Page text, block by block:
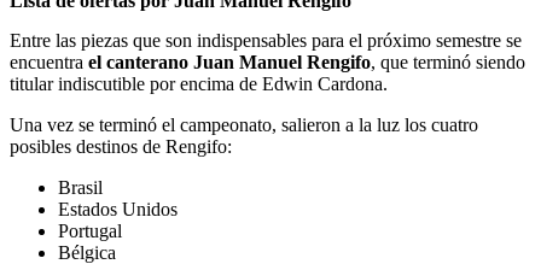
Entre las piezas que son indispensables para el próximo semestre se
encuentra el canterano Juan Manuel Rengifo, que terminó siendo
titular indiscutible por encima de Edwin Cardona.
Una vez se terminó el campeonato, salieron a la luz los cuatro
posibles destinos de Rengifo:
Brasil
Estados Unidos
Portugal
Bélgica